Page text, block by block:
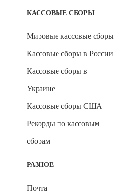
КАССОВЫЕ СБОРЫ
Мировые кассовые сборы
Кассовые сборы в России
Кассовые сборы в
Украине
Кассовые сборы США
Рекорды по кассовым
сборам
РАЗНОЕ
Почта